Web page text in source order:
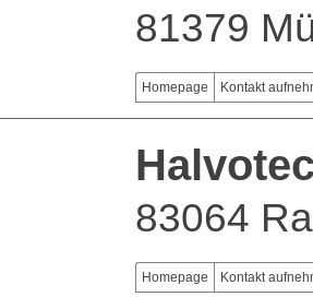
81379
Homepage Kontakt
83064
Homepage Kontakt